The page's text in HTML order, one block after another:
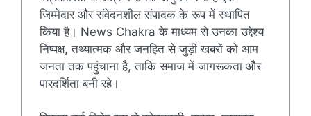
जिम्मेदार और संवेदनशील संपादक के रूप में स्थापित
किया है। News Chakra के माध्यम से उनका उद्देश्य
निष्पक्ष, तथ्यात्मक और जनहित से जुड़ी खबरों को आम
जनता तक पहुंचाना है, ताकि समाज में जागरूकता और
पारदर्शिता बनी रहे।